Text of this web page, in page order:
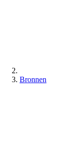
Bronnen